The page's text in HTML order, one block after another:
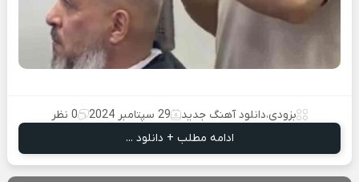
بزودی،دانلود آهنگ جدید 29 سپتامبر 2024
0 نظر
ادامه مطلب + دانلود ...